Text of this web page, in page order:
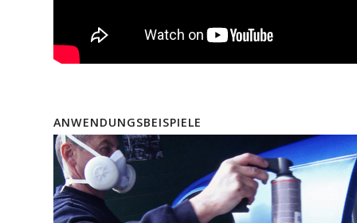
ANWENDUNGSBEISPIELE